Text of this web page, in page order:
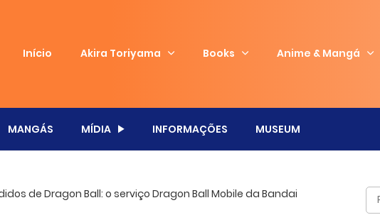
Início Akira Toriyama Books Anime & Mangá
MANGÁS MÍDIA INFORMAÇÕES MUSEUM
de Dragon Ball: o serviço Dragon Ball Mobile da Bandai